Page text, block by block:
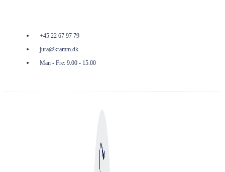
+45 22 67 97 79
jura@kramm.dk
Man - Fre: 9.00 - 15.00